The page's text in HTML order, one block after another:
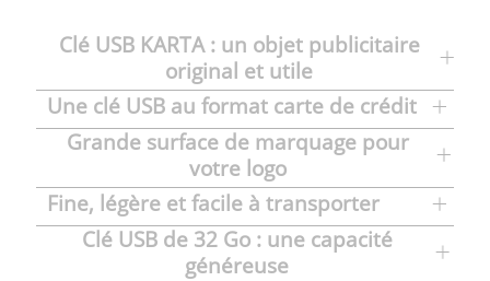
Clé USB KARTA : un objet publicitaire
original et utile
Une clé USB au format carte de crédit
Grande surface de marquage pour
votre logo
Fine, légère et facile à transporter
Clé USB de 32 Go : une capacité
généreuse